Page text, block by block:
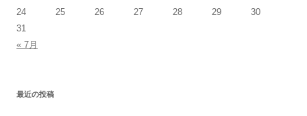
24
25 26 27 28 29
30
31
« 7月
最近の投稿